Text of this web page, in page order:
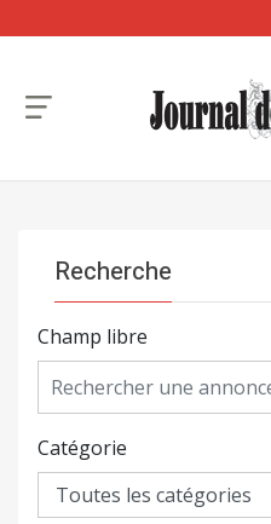
Recherche
Champ libre
Catégorie